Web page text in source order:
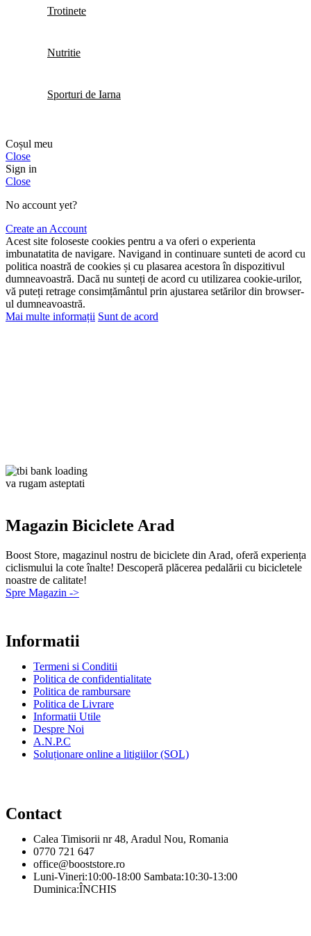
Trotinete
Nutritie
Sporturi de Iarna
Coșul meu
Close
Sign in
Close
No account yet?
Create an Account
Acest site foloseste cookies pentru a va oferi o experienta
imbunatatita de navigare. Navigand in continuare sunteti de acord cu
politica noastră de cookies și cu plasarea acestora în dispozitivul
dumneavoastră. Dacă nu sunteți de acord cu utilizarea cookie-urilor,
vă puteți retrage consimțământul prin ajustarea setărilor din browser-
ul dumneavoastră.
Mai multe informații Sunt de acord
va rugam asteptati
Magazin Biciclete Arad
Boost Store, magazinul nostru de biciclete din Arad, oferă experiența
ciclismului la cote înalte! Descoperă plăcerea pedalării cu bicicletele
noastre de calitate!
Spre Magazin ->
Informatii
Termeni si Conditii
Politica de confidentialitate
Politica de rambursare
Politica de Livrare
Informatii Utile
Despre Noi
A.N.P.C
Soluționare online a litigiilor (SOL)
Contact
Calea Timisorii nr 48, Aradul Nou, Romania
0770 721 647
office@booststore.ro
Luni-Vineri:10:00-18:00 Sambata:10:30-13:00
Duminica:ÎNCHIS